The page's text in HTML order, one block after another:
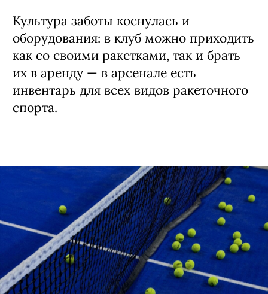
Культура заботы коснулась и
оборудования: в клуб можно приходить
как со своими ракетками, так и брать
их в аренду — в арсенале есть
инвентарь для всех видов ракеточного
спорта.